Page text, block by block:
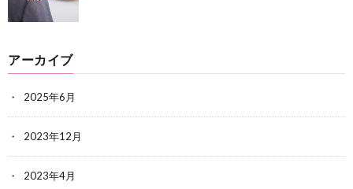
アーカイブ
2025年6月
2023年12月
2023年4月